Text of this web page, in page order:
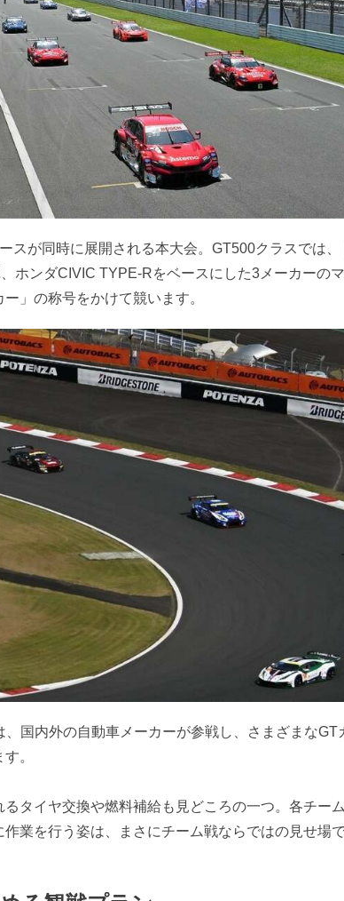
スが同時に展開される本大会。GT500クラスでは、
ホンダCIVIC TYPE-Rをベースにした3メーカーの
」の称号をかけて競います。
、国内外の自動車メーカーが参戦し、さまざまなGT
。
るタイヤ交換や燃料補給も見どころの一つ。各チー
業を行う姿は、まさにチーム戦ならではの見せ場で